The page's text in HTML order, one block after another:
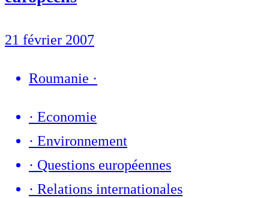
21 février 2007
Roumanie ·
· Economie
· Environnement
· Questions européennes
· Relations internationales